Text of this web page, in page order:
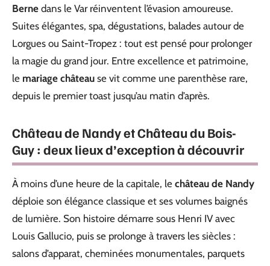
Berne dans le Var réinventent l’évasion amoureuse.
Suites élégantes, spa, dégustations, balades autour de
Lorgues ou Saint-Tropez : tout est pensé pour prolonger
la magie du grand jour. Entre excellence et patrimoine,
le mariage château se vit comme une parenthèse rare,
depuis le premier toast jusqu’au matin d’après.
Château de Nandy et Château du Bois-
Guy : deux lieux d’exception à découvrir
À moins d’une heure de la capitale, le château de Nandy
déploie son élégance classique et ses volumes baignés
de lumière. Son histoire démarre sous Henri IV avec
Louis Gallucio, puis se prolonge à travers les siècles :
salons d’apparat, cheminées monumentales, parquets